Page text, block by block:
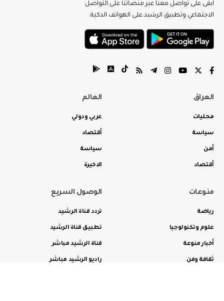
ابقى على تواصل معنا عبر منصاتنا على التواصل
الاجتماعي وتطبيق الرشيد على الهواتف الذكية.
العراق
محليات
سياسة
أمن
أقتصاد
العالم
عربي ودولي
أقتصاد
سياسة
الاخيرة
منوعات
رياضة
علوم وتكنولوجيا
أخبار منوعة
ثقافة وفن
الوصول السريع
تردد قناة الرشيد
تطبيق قناة الرشيد
قناة الرشيد مباشر
راديو الرشيد مباشر